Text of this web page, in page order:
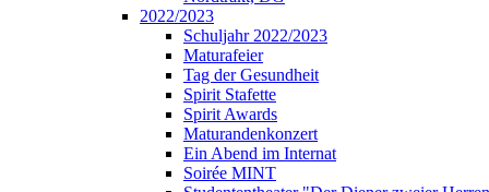
2022/2023
Schuljahr 2022/2023
Maturafeier
Tag der Gesundheit
Spirit Stafette
Spirit Awards
Maturandenkonzert
Ein Abend im Internat
Soirée MINT